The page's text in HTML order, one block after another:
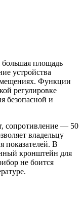
большая площадь
устройства
Функции
регулировке
безопасной и
сопротивление — 50
владельцу
показателей. В
кронштейн для
не боится